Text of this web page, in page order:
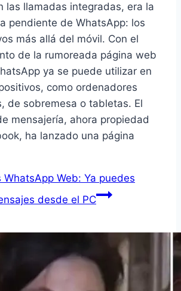
las llamadas integradas, era la
pendiente de WhatsApp: los
más allá del móvil. Con el
de la rumoreada página web
ya se puede utilizar en
como ordenadores
de sobremesa o tabletas. El
mensajería, ahora propiedad
ha lanzado una página
WhatsApp Web: Ya puedes
desde el PC